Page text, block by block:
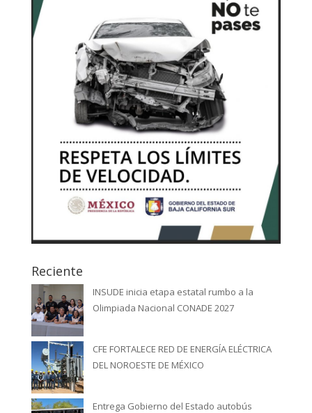
Reciente
INSUDE inicia etapa estatal rumbo a la
Olimpiada Nacional CONADE 2027
CFE FORTALECE RED DE ENERGÍA ELÉCTRICA
DEL NOROESTE DE MÉXICO
Entrega Gobierno del Estado autobús